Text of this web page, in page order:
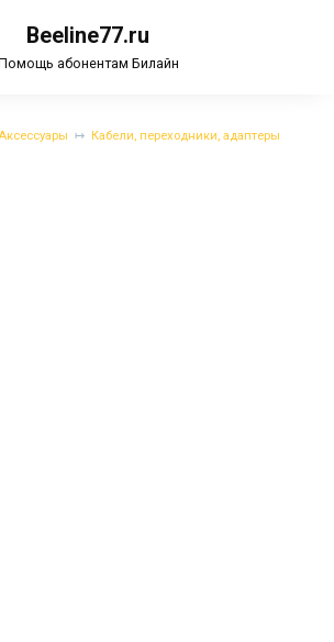
Beeline77.ru
абонентам Билайн
Кабели, переходники, адаптеры